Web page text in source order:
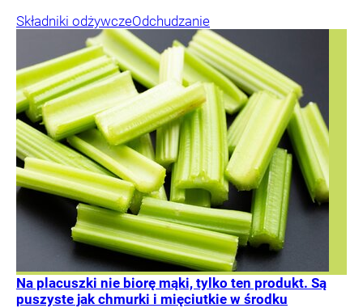
Składniki odżywczeOdchudzanie
Na placuszki nie biorę mąki, tylko ten produkt. Są
puszyste jak chmurki i mięciutkie w środku